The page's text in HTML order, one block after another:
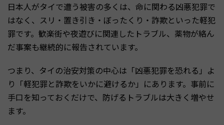
日本人がタイで遭う被害の多くは、命に関わる凶悪犯罪で
はなく、スリ・置き引き・ぼったくり・詐欺といった軽犯
罪です。歓楽街や夜遊びに関連したトラブル、薬物が絡ん
だ事案も継続的に報告されています。
つまり、タイの治安対策の中心は「凶悪犯罪を恐れる」よ
り「軽犯罪と詐欺をいかに避けるか」にあります。事前に
手口を知っておくだけで、防げるトラブルは大きく増やせ
ます。